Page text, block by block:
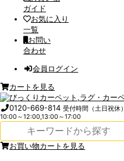
ガイド
お気に入り
一覧
お問い
合わせ
会員ログイン
カートを見る
0120-669-814受付時間（土日祝休）
10:00～12:00,13:00～17:00
お買い物カートを見る